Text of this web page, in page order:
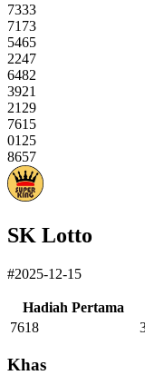
7333
7173
5465
2247
6482
3921
2129
7615
0125
8657
SK Lotto
#2025-12-15
Hadiah Pertama
7618
Khas